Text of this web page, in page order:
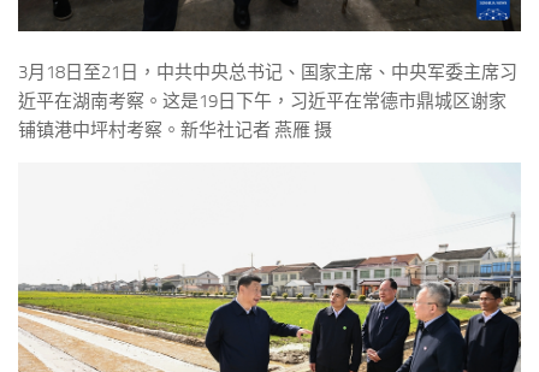
3月18日至21日，中共中央总书记、国家主席、中央军委主席习
近平在湖南考察。这是19日下午，习近平在常德市鼎城区谢家
铺镇港中坪村考察。新华社记者 燕雁 摄